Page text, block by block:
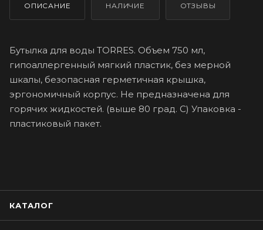
ОПИСАНИЕ НАЛИЧИЕ ОТЗЫВЫ
Бутылка для воды TORRES. Объем 750 мл,
гипоаллергенный мягкий пластик, без мерной
шкалы, безопасная герметичная крышка,
эргономичный корпус. Не предназначена для
горячих жидкостей. (выше 80 град. С) Упаковка -
пластиковый пакет.
КАТАЛОГ